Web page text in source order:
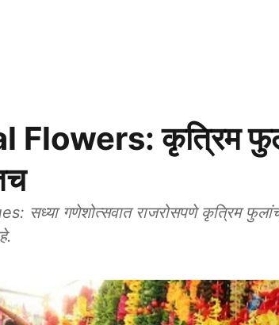
कृत्रिम
सध्या गणेशोत्सवात राजरोसपणे कृत्रिम